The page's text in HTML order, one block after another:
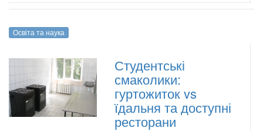
Освіта та наука
Студентські
смаколики:
гуртожиток vs
їдальня та доступні
ресторани